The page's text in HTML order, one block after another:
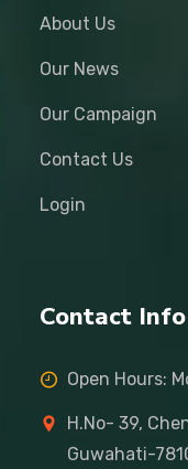
About Us
Our News
Our Campaign
Contact Us
Login
Contact Info
Open Hours:
H.No- 39,
Guwahati-